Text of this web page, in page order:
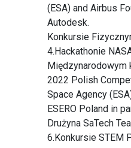
(ESA) and Airbus
Autodesk.
Konkursie
4.Hackathonie
Międzynarodowym
2022 Polish
Space Agency
ESERO Poland in
Drużyna SaTech
6.Konkursie STEM